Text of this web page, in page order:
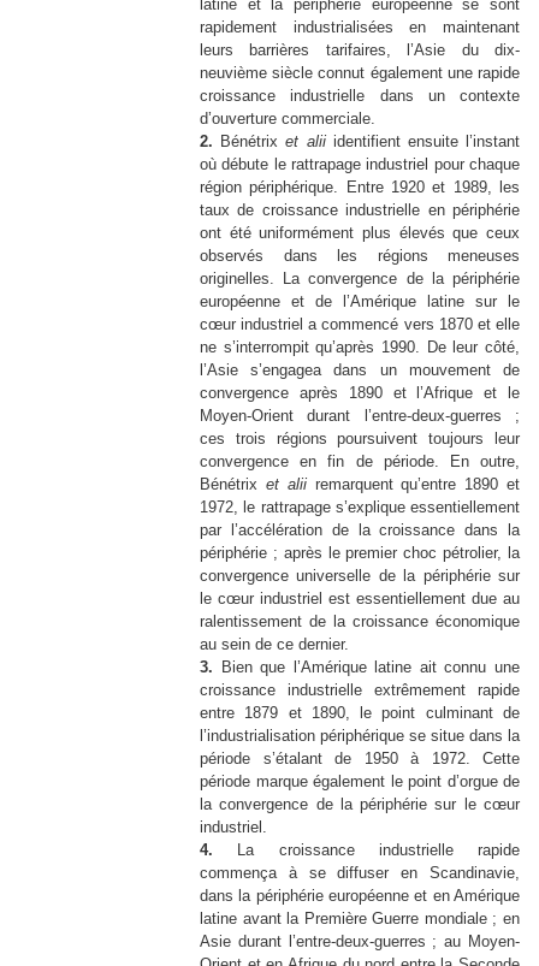
latine et la périphérie européenne se sont
rapidement industrialisées en maintenant
leurs barrières tarifaires, l’Asie du dix-
neuvième siècle connut également une rapide
croissance industrielle dans un contexte
d’ouverture commerciale.
2. Bénétrixet aliiidentifient ensuite l’instant
où débute le rattrapage industriel pour chaque
région périphérique. Entre 1920 et 1989, les
taux de croissance industrielle en périphérie
ont été uniformément plus élevés que ceux
observés dans les régions meneuses
originelles. La convergence de la périphérie
européenne et de l’Amérique latine sur le
cœur industriel a commencé vers 1870 et elle
ne s’interrompit qu’après 1990. De leur côté,
l’Asie s’engagea dans un mouvement de
convergence après 1890 et l’Afrique et le
Moyen-Orient durant l’entre-deux-guerres ;
ces trois régions poursuivent toujours leur
convergence en fin de période. En outre,
Bénétrix et aliiremarquent qu’entre 1890 et
1972, le rattrapage s’explique essentiellement
par l’accélération de la croissance dans la
périphérie ; après le premier choc pétrolier, la
convergence universelle de la périphérie sur
le cœur industriel est essentiellement due au
ralentissement de la croissance économique
au sein de ce dernier.
3. Bien que l’Amérique latine ait connu une
croissance industrielle extrêmement rapide
entre 1879 et 1890, le point culminant de
l’industrialisation périphérique se situe dans la
période s’étalant de 1950 à 1972. Cette
période marque également le point d’orgue de
la convergence de la périphérie sur le cœur
industriel.
4. La croissance industrielle rapide
commença à se diffuser en Scandinavie,
dans la périphérie européenne et en Amérique
latine avant la Première Guerre mondiale ; en
Asie durant l’entre-deux-guerres ; au Moyen-